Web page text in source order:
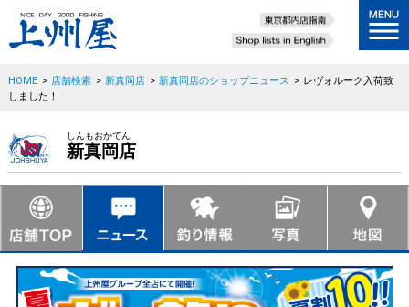
HOME > 店舗検索 > 新真岡店 > 新真岡店のショップニュース > レヴォルーク入荷致
しました！
しんもおかてん
新真岡店